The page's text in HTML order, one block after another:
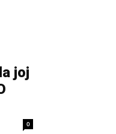
joj
0